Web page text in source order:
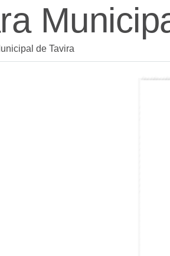
de Tavira